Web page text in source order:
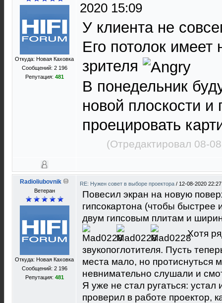
Откуда: Новая Каховка
Сообщений: 2 196
Репутация: 481
2020 15:09
У клиента не
Его потолок имеет
зрителя
В понедельник
новой плоскости и
проецировать
(Отредактировал 08-
Radioliubovnik
Ветеран
Откуда: Новая Каховка
Сообщений: 2 196
Репутация: 481
RE: Нужен совет в выборе проектора / 12-08-2020 22:27
Повесил экран на новую
гипсокартона (чтобы
двум гипсовым плитам и
Хотя
звукопоглотителя. Пусть
места мало, но протиснуться
невнимательно слушали и
Я уже не стал ругаться:
проверил в работе проектор,